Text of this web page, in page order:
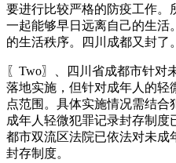
要进行比较严格的防疫工作。
一起能够早日远离自己的生活
的生活秩序。四川成都又封了。
〖Two〗、四川省成都市针对
落地实施，但针对成年人的轻
点范围。具体实施情况需结
成年人轻微犯罪记录封存制
都市双流区法院已依法对未成
封存制度。